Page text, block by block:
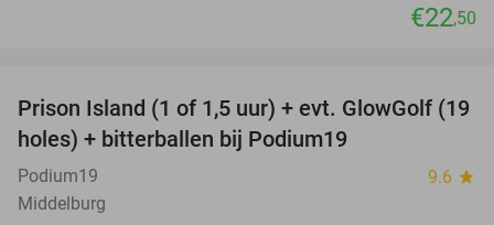
€22,50
36%
Prison Island (1 of 1,5 uur) + evt. GlowGolf (19
holes) + bitterballen bij Podium19
Podium19 9.6 star
Middelburg